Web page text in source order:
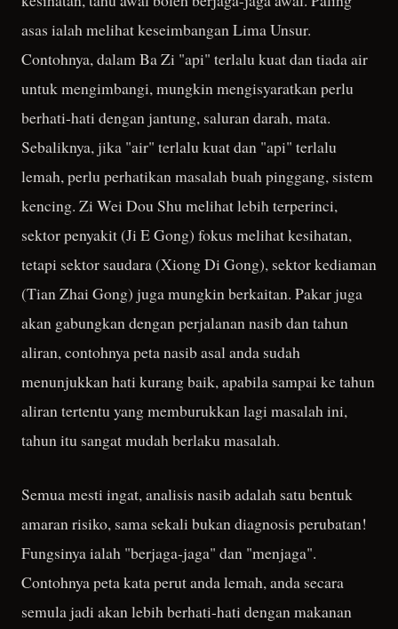
asas ialah melihat keseimbangan Lima Unsur.
Contohnya, dalam Ba Zi "api" terlalu kuat dan tiada air
untuk mengimbangi, mungkin mengisyaratkan perlu
berhati-hati dengan jantung, saluran darah, mata.
Sebaliknya, jika "air" terlalu kuat dan "api" terlalu
lemah, perlu perhatikan masalah buah pinggang, sistem
kencing. Zi Wei Dou Shu melihat lebih terperinci,
sektor penyakit (Ji E Gong) fokus melihat kesihatan,
tetapi sektor saudara (Xiong Di Gong), sektor kediaman
(Tian Zhai Gong) juga mungkin berkaitan. Pakar juga
akan gabungkan dengan perjalanan nasib dan tahun
aliran, contohnya peta nasib asal anda sudah
menunjukkan hati kurang baik, apabila sampai ke tahun
aliran tertentu yang memburukkan lagi masalah ini,
tahun itu sangat mudah berlaku masalah.
Semua mesti ingat, analisis nasib adalah satu bentuk
amaran risiko, sama sekali bukan diagnosis perubatan!
Fungsinya ialah "berjaga-jaga" dan "menjaga".
Contohnya peta kata perut anda lemah, anda secara
semula jadi akan lebih berhati-hati dengan makanan